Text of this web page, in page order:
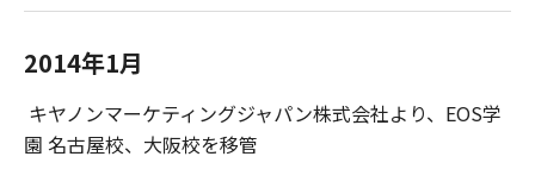
2014年1月
キヤノンマーケティングジャパン株式会社より、EOS学
園 名古屋校、大阪校を移管